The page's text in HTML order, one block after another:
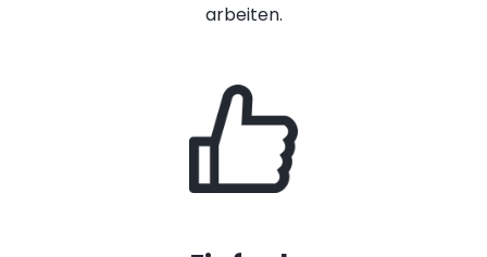
arbeiten.